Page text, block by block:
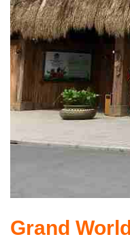
Grand